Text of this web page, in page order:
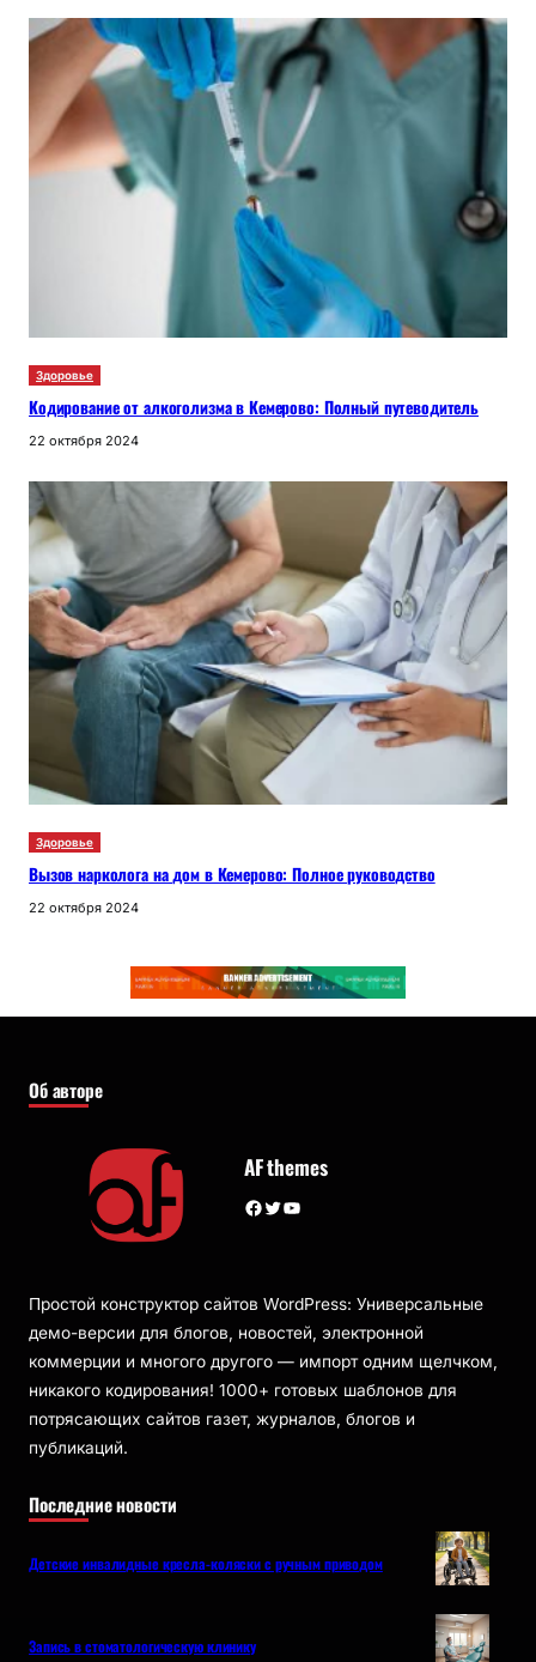
Здоровье
Кодирование от алкоголизма в Кемерово: Полный путеводитель
22 октября 2024
Здоровье
Вызов нарколога на дом в Кемерово: Полное руководство
22 октября 2024
Об авторе
AF themes
Facebook Twitter YouTube
Простой конструктор сайтов WordPress: Универсальные
демо-версии для блогов, новостей, электронной
коммерции и многого другого — импорт одним щелчком,
никакого кодирования! 1000+ готовых шаблонов для
потрясающих сайтов газет, журналов, блогов и
публикаций.
Последние новости
Детские инвалидные кресла-коляски с ручным приводом
Запись в стоматологическую клинику